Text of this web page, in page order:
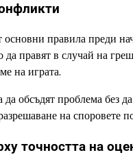
основни правила преди
да правят в случай на
на играта.
обсъдят проблема без
на споровете
точността на